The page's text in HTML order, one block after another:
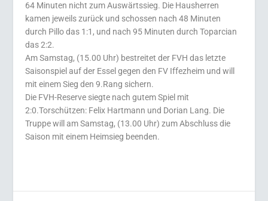
64 Minuten nicht zum Auswärtssieg. Die Hausherren
kamen jeweils zurück und schossen nach 48 Minuten
durch Pillo das 1:1, und nach 95 Minuten durch Toparcian
das 2:2.
Am Samstag, (15.00 Uhr) bestreitet der FVH das letzte
Saisonspiel auf der Essel gegen den FV Iffezheim und will
mit einem Sieg den 9.Rang sichern.
Die FVH-Reserve siegte nach gutem Spiel mit
2:0.Torschützen: Felix Hartmann und Dorian Lang. Die
Truppe will am Samstag, (13.00 Uhr) zum Abschluss die
Saison mit einem Heimsieg beenden.